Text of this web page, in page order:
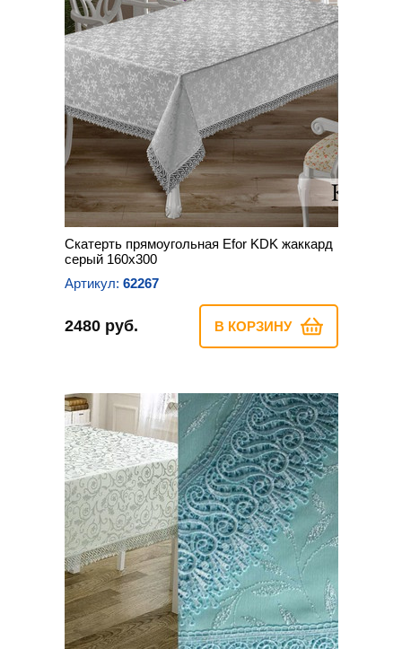
Скатерть прямоугольная Efor KDK жаккард
серый 160х300
Артикул: 62267
2480 руб. В КОРЗИНУ